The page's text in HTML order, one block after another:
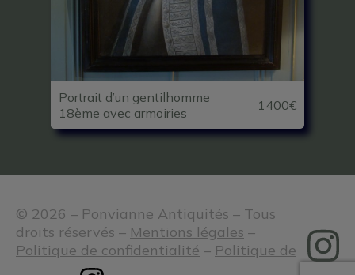
Portrait d’un gentilhomme
18ème avec armoiries
1400€
© 2026 – Ponvianne Antiquités – Tous
droits réservés – Mentions légales –
Politique de confidentialité – Politique de